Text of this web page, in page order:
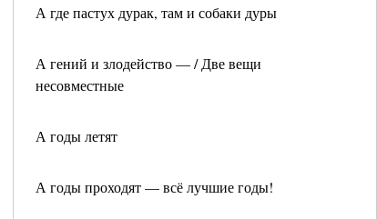
А где пастух дурак, там и собаки дуры
А гений и злодейство — / Две вещи
несовместные
А годы летят
А годы проходят — всё лучшие годы!